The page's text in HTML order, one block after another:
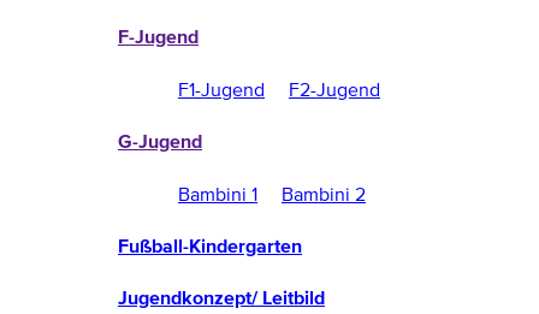
F-Jugend
F1-Jugend F2-Jugend
G-Jugend
Bambini 1 Bambini 2
Fußball-Kindergarten
Jugendkonzept/ Leitbild